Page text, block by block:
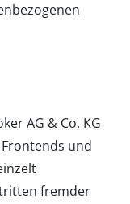
AG & Co. KG
und
fremder